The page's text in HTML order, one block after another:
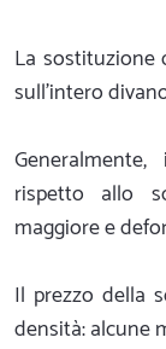
La sostituzione
sull’intero
rispetto allo
maggiore e
Il prezzo della
densità: alcune